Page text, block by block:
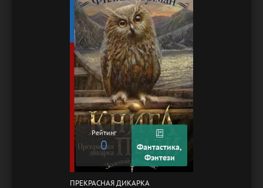
Рейтинг
0
Фантастика,
Фэнтези
ПРЕКРАСНАЯ ДИКАРКА